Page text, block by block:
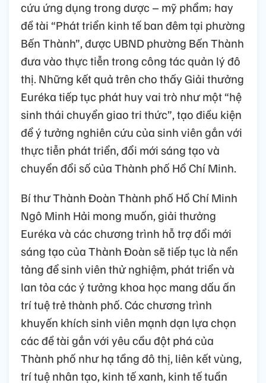
cứu ứng dụng trong dược – mỹ phẩm; hay
đề tài “Phát triển kinh tế ban đêm tại phường
Bến Thành”, được UBND phường Bến Thành
đưa vào thực tiễn trong công tác quản lý đô
thị. Những kết quả trên cho thấy Giải thưởng
Euréka tiếp tục phát huy vai trò như một “hệ
sinh thái chuyển giao tri thức”, tạo điều kiện
để ý tưởng nghiên cứu của sinh viên gắn với
thực tiễn phát triển, đổi mới sáng tạo và
chuyển đổi số của Thành phố Hồ Chí Minh.
Bí thư Thành Đoàn Thành phố Hồ Chí Minh
Ngô Minh Hải mong muốn, giải thưởng
Euréka và các chương trình hỗ trợ đổi mới
sáng tạo của Thành Đoàn sẽ tiếp tục là nền
tảng để sinh viên thử nghiệm, phát triển và
lan tỏa các ý tưởng khoa học mang dấu ấn
trí tuệ trẻ thành phố. Các chương trình
khuyến khích sinh viên mạnh dạn lựa chọn
các đề tài gắn với yêu cầu đột phá của
Thành phố như hạ tầng đô thị, liên kết vùng,
trí tuệ nhân tạo, kinh tế xanh, kinh tế tuần